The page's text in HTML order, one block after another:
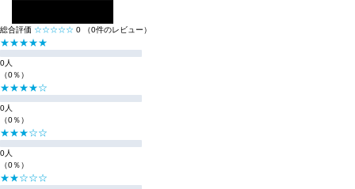
総合評価 ☆☆☆☆☆ 0 （0件のレビュー）
★★★★★
0人
（0％）
★★★★☆
0人
（0％）
★★★☆☆
0人
（0％）
★★☆☆☆